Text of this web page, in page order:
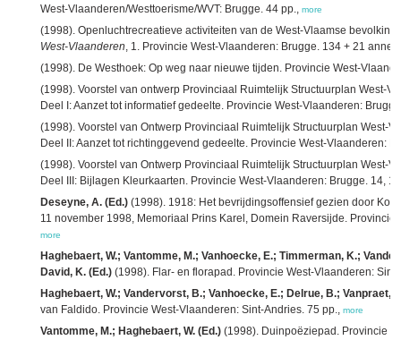
West-Vlaanderen/Westtoerisme/WVT: Brugge. 44 pp., more
(1998). Openluchtrecreatieve activiteiten van de West-Vlaamse
West-Vlaanderen, 1. Provincie West-Vlaanderen: Brugge. 134 + 21
(1998). De Westhoek: Op weg naar nieuwe tijden. Provincie West-
(1998). Voorstel van ontwerp Provinciaal Ruimtelijk Structuurplan West-
Deel I: Aanzet tot informatief gedeelte. Provincie West-Vlaanderen:
(1998). Voorstel van Ontwerp Provinciaal Ruimtelijk Structuurplan West-
Deel II: Aanzet tot richtinggevend gedeelte. Provincie West-Vlaanderen:
(1998). Voorstel van Ontwerp Provinciaal Ruimtelijk Structuurplan West-
Deel III: Bijlagen Kleurkaarten. Provincie West-Vlaanderen: Brugge. 14,
Deseyne, A. (Ed.) (1998). 1918: Het bevrijdingsoffensief gezien door
11 november 1998, Memoriaal Prins Karel, Domein Raversijde. Provincie
more
Haghebaert, W.; Vantomme, M.; Vanhoecke, E.; Timmerman, K.;
David, K. (Ed.) (1998). Flar- en florapad. Provincie West-Vlaanderen:
Haghebaert, W.; Vandervorst, B.; Vanhoecke, E.; Delrue, B.; Vanpraet,
van Faldido. Provincie West-Vlaanderen: Sint-Andries. 75 pp., more
Vantomme, M.; Haghebaert, W. (Ed.) (1998). Duinpoëziepad. Provincie